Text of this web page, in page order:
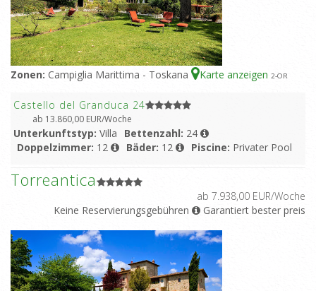
Zonen: Campiglia Marittima - Toskana Karte anzeigen 2-OR
Castello del Granduca 24
ab 13.860,00 EUR/Woche
Unterkunftstyp: Villa Bettenzahl: 24
Doppelzimmer: 12 Bäder: 12 Piscine: Privater Pool
Torreantica
ab 7.938,00 EUR/Woche
Keine Reservierungsgebühren
Garantiert bester preis